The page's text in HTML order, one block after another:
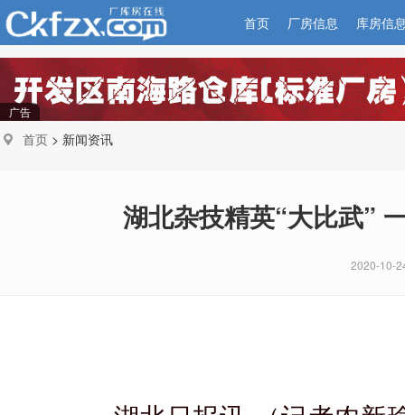
首页 厂房信息 库房信
广告
首页 > 新闻资讯
湖北杂技精英“大比武”
2020-10-